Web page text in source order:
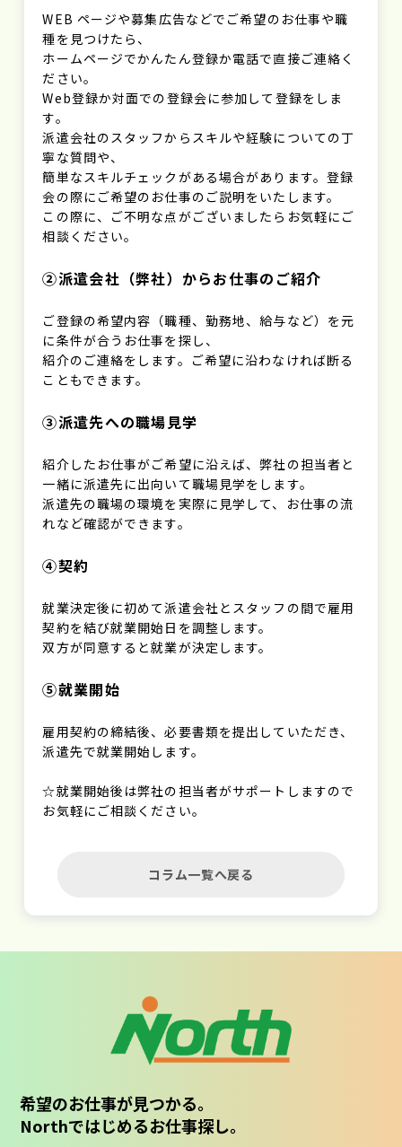
WEB ページや募集広告などでご希望のお仕事や職
種を見つけたら、
ホームページでかんたん登録か電話で直接ご連絡く
ださい。
Web登録か対面での登録会に参加して登録をしま
す。
派遣会社のスタッフからスキルや経験についての丁
寧な質問や、
簡単なスキルチェックがある場合があります。登録
会の際にご希望のお仕事のご説明をいたします。
この際に、ご不明な点がございましたらお気軽にご
相談ください。
②派遣会社（弊社）からお仕事のご紹介
ご登録の希望内容（職種、勤務地、給与など）を元
に条件が合うお仕事を探し、
紹介のご連絡をします。ご希望に沿わなければ断る
こともできます。
③派遣先への職場見学
紹介したお仕事がご希望に沿えば、弊社の担当者と
一緒に派遣先に出向いて職場見学をします。
派遣先の職場の環境を実際に見学して、お仕事の流
れなど確認ができます。
④契約
就業決定後に初めて派遣会社とスタッフの間で雇用
契約を結び就業開始日を調整します。
双方が同意すると就業が決定します。
⑤就業開始
雇用契約の締結後、必要書類を提出していただき、
派遣先で就業開始します。
☆就業開始後は弊社の担当者がサポートしますので
お気軽にご相談ください。
コラム一覧へ戻る
希望のお仕事が見つかる。
Northではじめるお仕事探し。